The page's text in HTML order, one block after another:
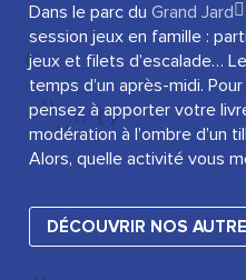
Dans le parc du Grand Jard
session jeux en famille :
jeux et filets d’escalade…
temps d’un après-midi.
pensez à apporter votre
modération à l’ombre d’un
Alors, quelle activité vous
DÉCOUVRIR NOS